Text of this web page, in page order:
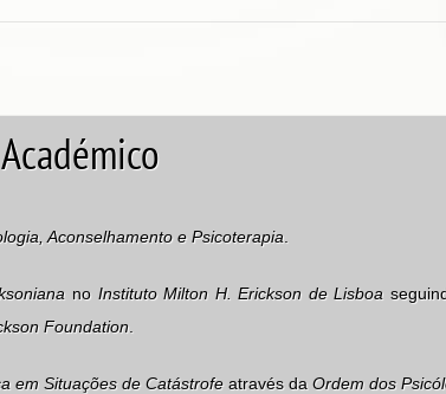
Aconselhamento e Psicoterapia
no Instituto Milton H. Erickson de Lisboa
Foundation
em Situações de Catástrofe através da Ordem dos